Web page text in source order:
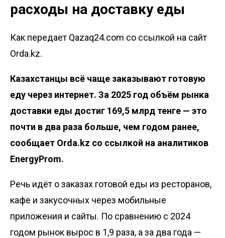
расходы на доставку еды
Как передает Qazaq24.com со ссылкой на сайт
Orda.kz.
Казахстанцы всё чаще заказывают готовую
еду через интернет. За 2025 год объём рынка
доставки еды достиг 169,5 млрд тенге — это
почти в два раза больше, чем годом ранее,
сообщает Orda.kz со ссылкой на аналитиков
EnergyProm.
Речь идёт о заказах готовой еды из ресторанов,
кафе и закусочных через мобильные
приложения и сайты. По сравнению с 2024
годом рынок вырос в 1,9 раза, а за два года —